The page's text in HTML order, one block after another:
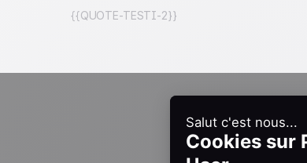
{{QUOTE-TESTI-2}}